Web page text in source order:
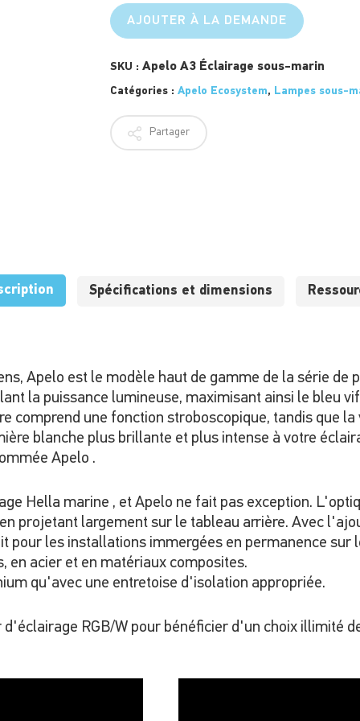
AJOUTER À LA DEMANDE
SKU : Apelo A3 Éclairage sous-marin
Catégories : Apelo Ecosystem, Lampes sous-
Partager
Spécifications et dimensions
Apelo est le modèle haut de gamme de la série de
la puissance lumineuse, maximisant ainsi le bleu
comprend une fonction stroboscopique, tandis que
blanche plus brillante et plus intense à votre
Apelo .
Hella marine , et Apelo ne fait pas exception.
projetant largement sur le tableau arrière. Avec
pour les installations immergées en permanence sur
en acier et en matériaux composites.
qu'avec une entretoise d'isolation appropriée.
RGB/W pour bénéficier d'un choix illimité